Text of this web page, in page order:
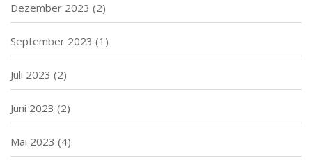
Dezember 2023 (2)
September 2023 (1)
Juli 2023 (2)
Juni 2023 (2)
Mai 2023 (4)